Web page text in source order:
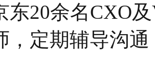
东20余名CXO
，定期辅导沟